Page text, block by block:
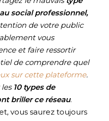
social professionnel,
de votre public
vous
et faire ressortir
de comprendre quel
sur cette plateforme.
les 10 types de
briller ce réseau.
vous saurez toujours